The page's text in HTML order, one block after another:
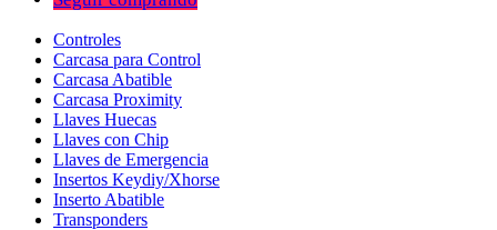
Controles
Carcasa para Control
Carcasa Abatible
Carcasa Proximity
Llaves Huecas
Llaves con Chip
Llaves de Emergencia
Insertos Keydiy/Xhorse
Inserto Abatible
Transponders